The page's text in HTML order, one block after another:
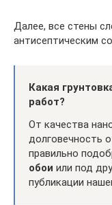
Далее, все стены
антисептическим
Какая
работ?
От качества
долговечность
правильно
обои или под
публикации